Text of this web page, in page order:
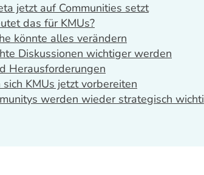
jetzt auf Communities setzt
das für KMUs?
könnte alles verändern
Diskussionen wichtiger werden
Herausforderungen
sich KMUs jetzt vorbereiten
werden wieder strategisch